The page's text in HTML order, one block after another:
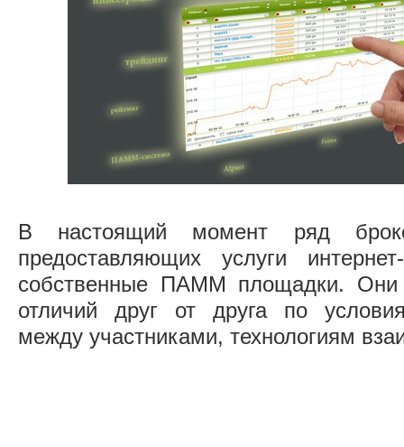
В настоящий момент ряд
предоставляющих услуги
собственные ПАММ площадки. Они
отличий друг от друга по
между участниками, технологиям